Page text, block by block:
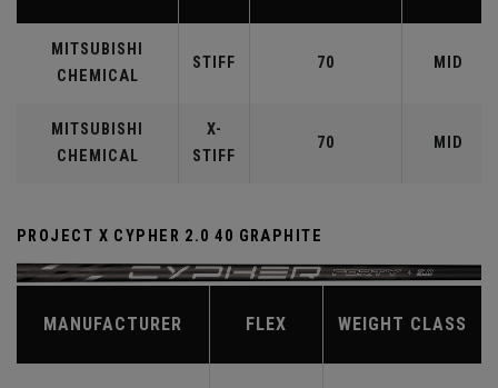
MITSUBISHI
CHEMICAL
STIFF 70 MID
MITSUBISHI
CHEMICAL
X-
STIFF
70 MID
PROJECT X CYPHER 2.0 40 GRAPHITE
MANUFACTURER FLEX WEIGHT CLASS